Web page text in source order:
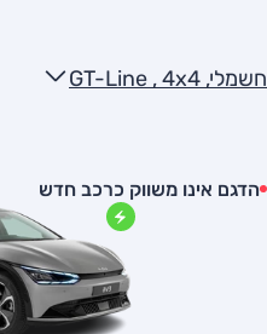
חשמלי, GT-Line , 4x4
הדגם אינו משווק כרכב חדש